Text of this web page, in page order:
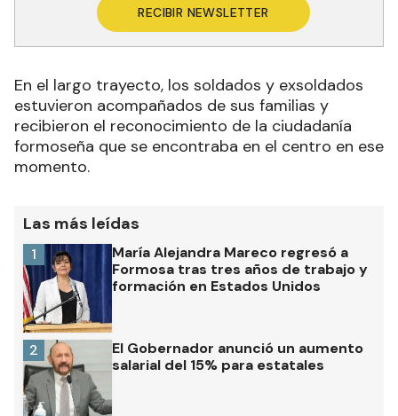
RECIBIR NEWSLETTER
En el largo trayecto, los soldados y exsoldados
estuvieron acompañados de sus familias y
recibieron el reconocimiento de la ciudadanía
formoseña que se encontraba en el centro en ese
momento.
Las más leídas
María Alejandra Mareco regresó a
Formosa tras tres años de trabajo y
formación en Estados Unidos
1
El Gobernador anunció un aumento
salarial del 15% para estatales
2